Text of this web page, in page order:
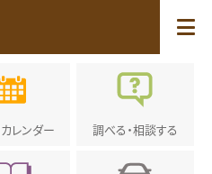
カレンダー 調べる・相談する